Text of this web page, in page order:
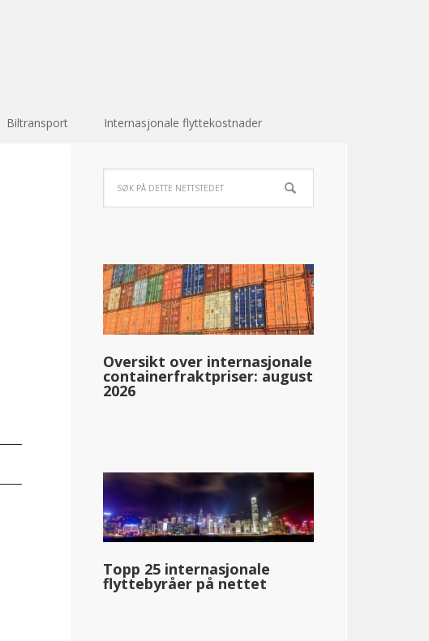
Biltransport Internasjonale flyttekostnader
0.33%: &dollar;0-&dollar;1,743
0.67%: &dollar;1,744-&dollar;3,486
4.14%: &dollar;6,973-&dollar;15,687
Oversikt over internasjonale
containerfraktpriser: august
2026
Topp 25 internasjonale
flyttebyråer på nettet